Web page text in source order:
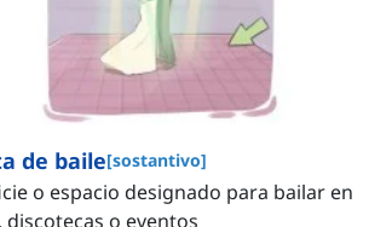
de baile[sostantivo]
o espacio designado para bailar en
discotecas o eventos